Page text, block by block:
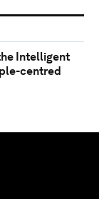
Intelligent
centred